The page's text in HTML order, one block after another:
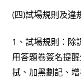
(四)試場規則及違
1、試場規則：除
用答題卷簽名提
拭、加黑劃記、